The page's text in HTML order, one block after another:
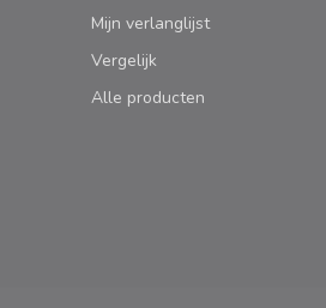
Mijn verlanglijst
Vergelijk
Alle producten